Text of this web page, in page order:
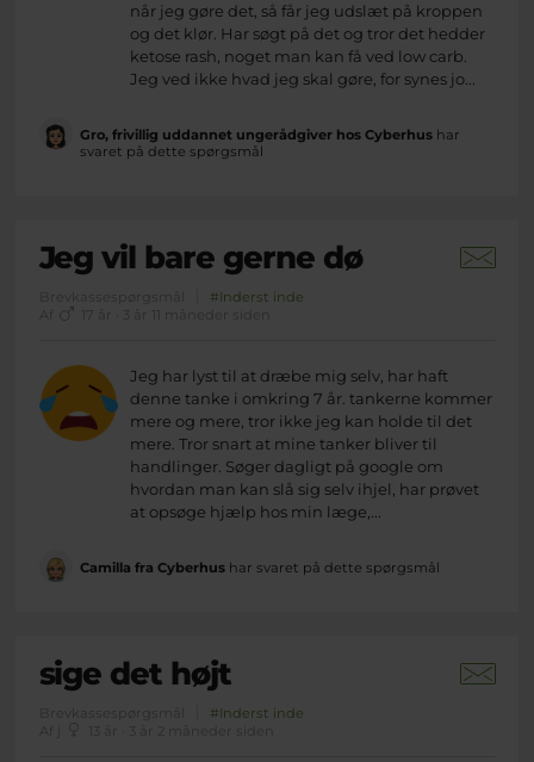
når jeg gøre det, så får jeg udslæt på kroppen
og det klør. Har søgt på det og tror det hedder
ketose rash, noget man kan få ved low carb.
Jeg ved ikke hvad jeg skal gøre, for synes jo...
Gro, frivillig uddannet ungerådgiver hos Cyberhushar
svaret på dette spørgsmål
Jeg vil bare gerne dø
Brevkassespørgsmål
#Inderst inde
Af
Jeg har lyst til at dræbe mig selv, har haft
denne tanke i omkring 7 år. tankerne kommer
mere og mere, tror ikke jeg kan holde til det
mere. Tror snart at mine tanker bliver til
handlinger. Søger dagligt på google om
hvordan man kan slå sig selv ihjel, har prøvet
at opsøge hjælp hos min læge,...
Camilla fra Cyberhushar svaret på dette spørgsmål
sige det højt
Brevkassespørgsmål
#Inderst inde
Af j
13 år · 3 år 2 måneder siden